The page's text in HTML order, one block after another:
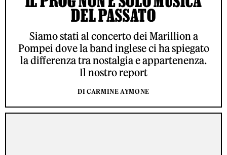
DEL PASSATO
Siamo stati al concerto dei Marillion a
Pompei dove la band inglese ci ha spiegato
la differenza tra nostalgia e appartenenza.
Il nostro report
DI CARMINE AYMONE